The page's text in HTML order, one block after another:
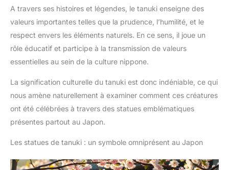
A travers ses histoires et légendes, le tanuki enseigne des
valeurs importantes telles que la prudence, l’humilité, et le
respect envers les éléments naturels. En ce sens, il joue un
rôle éducatif et participe à la transmission de valeurs
essentielles au sein de la culture nippone.
La signification culturelle du tanuki est donc indéniable, ce qui
nous amène naturellement à examiner comment ces créatures
ont été célébrées à travers des statues emblématiques
présentes partout au Japon.
Les statues de tanuki : un symbole omniprésent au Japon